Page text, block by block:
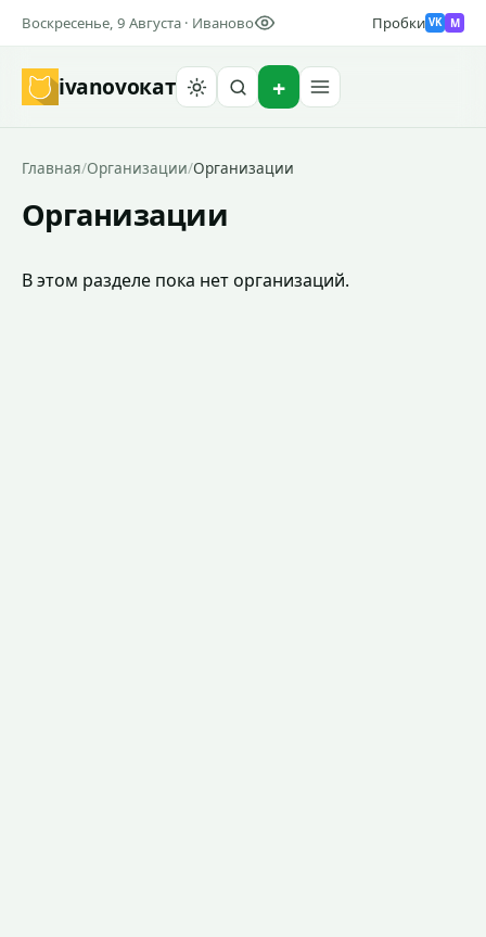
Воскресенье, 9 Августа · Иваново Пробки VK M
ivanovoкат
Главная/Организации/Организации
Организации
В этом разделе пока нет организаций.